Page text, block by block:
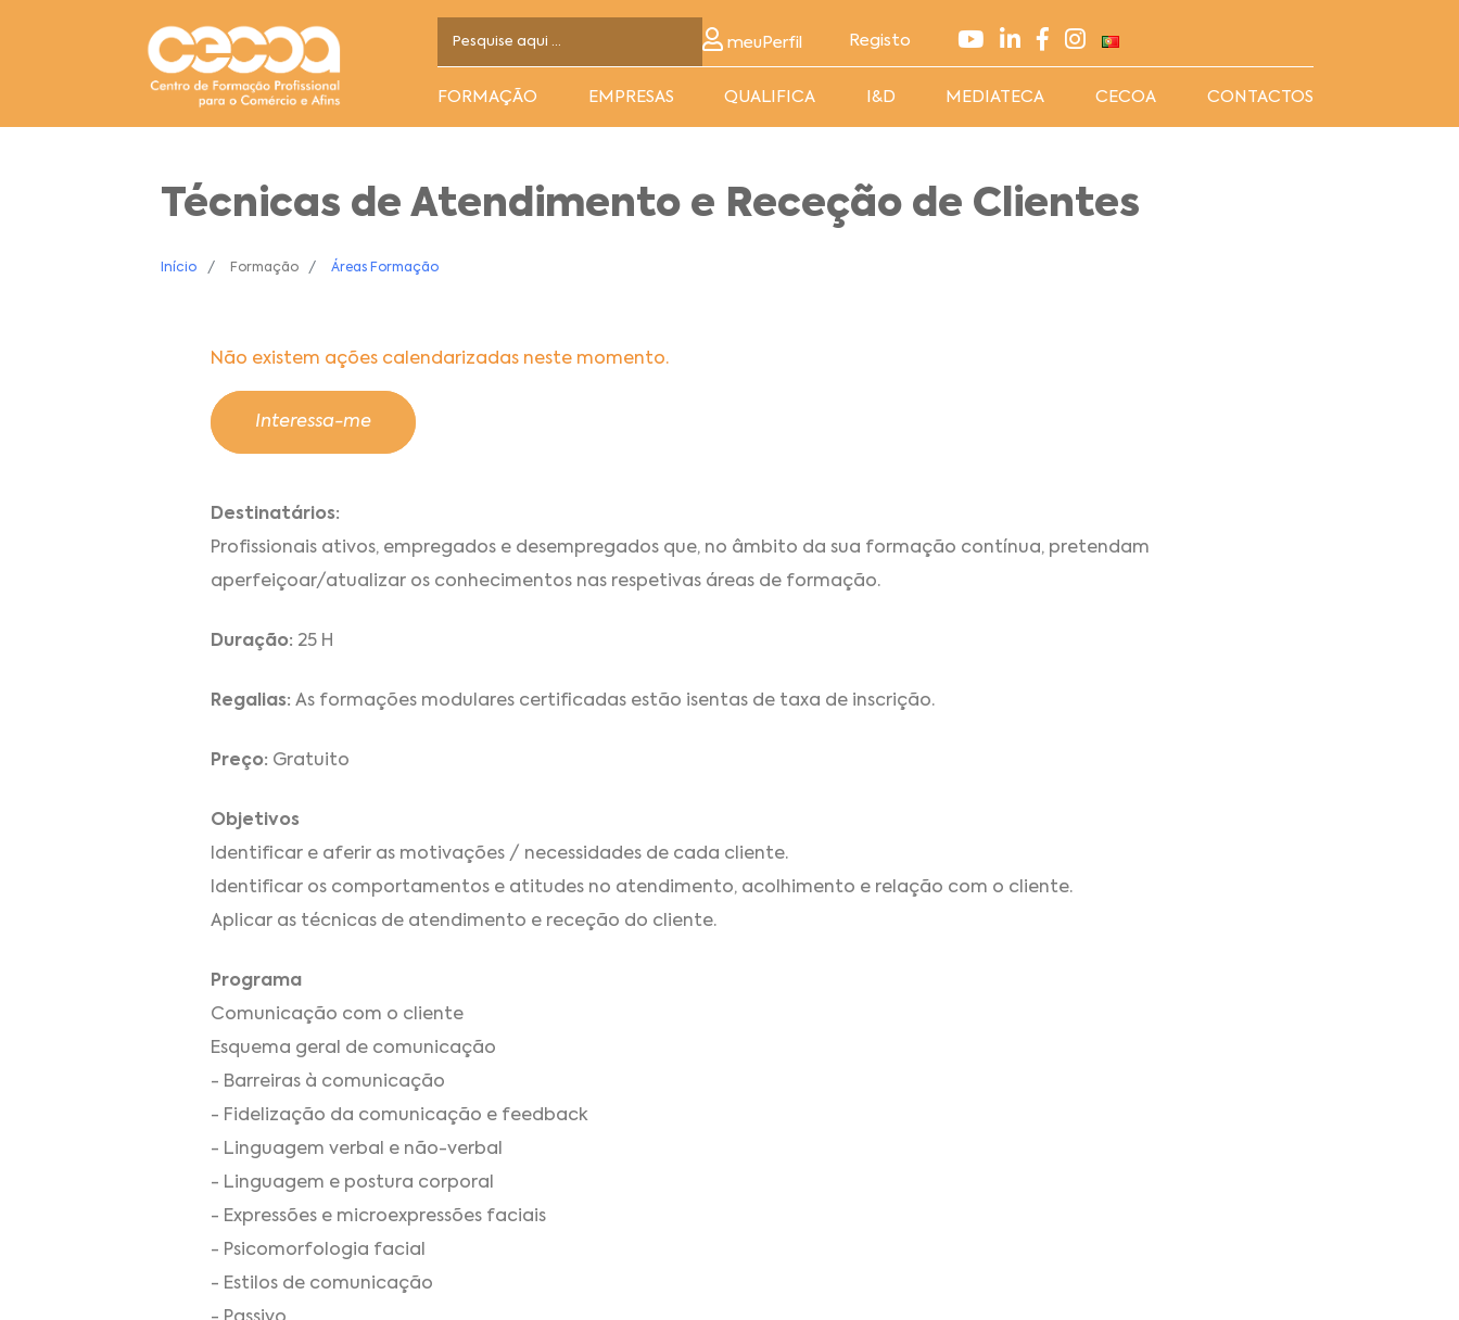
meuPerfil Registo
FORMAÇÃO EMPRESAS QUALIFICA I&D MEDIATECA CECOA CONTACTOS
Técnicas de Atendimento e Receção de Clientes
Início Formação Áreas Formação
Não existem ações calendarizadas neste momento.
Interessa-me
Destinatários:
Profissionais ativos, empregados e desempregados que, no âmbito da sua formação contínua, pretendam
aperfeiçoar/atualizar os conhecimentos nas respetivas áreas de formação.
Duração: 25 H
Regalias: As formações modulares certificadas estão isentas de taxa de inscrição.
Preço: Gratuito
Objetivos
Identificar e aferir as motivações / necessidades de cada cliente.
Identificar os comportamentos e atitudes no atendimento, acolhimento e relação com o cliente.
Aplicar as técnicas de atendimento e receção do cliente.
Programa
Comunicação com o cliente
Esquema geral de comunicação
- Barreiras à comunicação
- Fidelização da comunicação e feedback
- Linguagem verbal e não-verbal
- Linguagem e postura corporal
- Expressões e microexpressões faciais
- Psicomorfologia facial
- Estilos de comunicação